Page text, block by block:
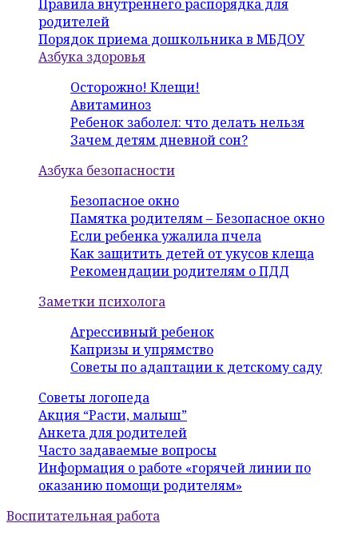
Правила внутреннего распорядка для
родителей
Порядок приема дошкольника в МБДОУ
Азбука здоровья
Осторожно! Клещи!
Авитаминоз
Ребенок заболел: что делать нельзя
Зачем детям дневной сон?
Азбука безопасности
Безопасное окно
Памятка родителям – Безопасное окно
Если ребенка ужалила пчела
Как защитить детей от укусов клеща
Рекомендации родителям о ПДД
Заметки психолога
Агрессивный ребенок
Капризы и упрямство
Советы по адаптации к детскому саду
Советы логопеда
Акция “Расти, малыш”
Анкета для родителей
Часто задаваемые вопросы
Информация о работе «горячей линии по
оказанию помощи родителям»
Воспитательная работа